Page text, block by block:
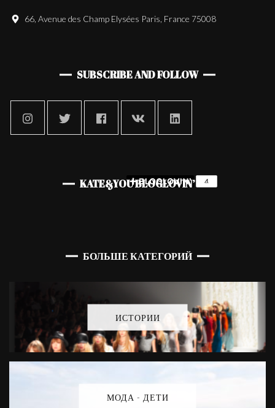
66, Avenue des Champ Elysées Paris, France 75008
SUBSCRIBE AND FOLLOW
KATE&YOU BLOGLOVIN’
БОЛЬШЕ КАТЕГОРИЙ
ИСТОРИИ
МОДА - ДЕТИ